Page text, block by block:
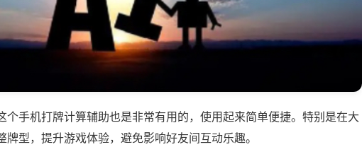
个手机打牌计算辅助也是非常有用的，使用起来简单便捷。特别是在大
型，提升游戏体验，避免影响好友间互动乐趣。